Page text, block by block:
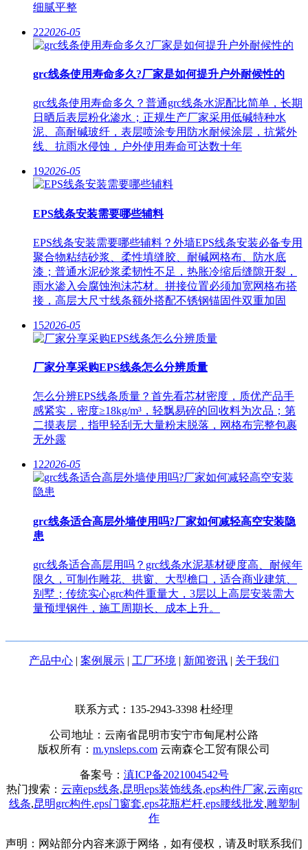
细腻平整
222026-05
grc线条使用寿命多久?厂家是如何提升户外耐候性的
grc线条使用寿命多久？普通grc线条水泥配比简单，长期
日晒后表层粉化渗水；正规生产厂家采用低碱特种水
泥、高耐碱玻纤，表层喷涂专用防水耐候涂层，抗紫外
线、抗雨水侵蚀，户外使用寿命可达数十年
192026-05
EPS线条安装需要哪些辅料
EPS线条安装需要哪些辅料？外墙EPS线条安装必备专用
聚合物粘结砂浆、柔性填缝胶、耐碱网格布、防水底
漆；普通水泥砂浆柔韧性不足，热胀冷缩后缝隙开裂，
雨水渗入会腐蚀泡沫芯材。拼接位置必须加宽网格布搭
接，高层大尺寸线条额外搭配不锈钢锚固件双重加固
152026-05
厂家分享采购EPS线条怎么分辨质量
怎么分辨EPS线条质量？首先看芯材密度，质优产品手
感紧实，密度≥18kg/m³，轻飘易碎的回收料为次品；第
二摸表层，指甲轻刮无大量粉末脱落，网格布完整包裹
无外露
122026-05
grc线条适合高层外墙使用吗?厂家如何减轻高空安装隐
患
grc线条适合高层用吗？grc线条水泥基材硬度高、耐候年
限久，可制作雕花、拱窗、大型檐口，适合商业建筑、
别墅；传统实心grc构件重量大，3层以上高层安装需大
量预埋钢件，施工周期长、成本上升。
产品中心 案例展示 工厂环境 新闻资讯 关于我们
联系方式：135-2943-3398 杜经理
公司地址：云南省昆明市安宁市甸尾村公路
版权所有： m.ynsleps.com 云南森仑工贸有限公司
备案号： 滇ICP备2021004542号
热门搜索： 云南eps线条,昆明eps装饰线条,eps构件厂家,云南grc
线条,昆明grc构件,eps门窗套,eps花瓶栏杆,eps腰线批发,雕塑制
作
声明：网站部分内容来源于网络，如有侵权，请及时联系我们